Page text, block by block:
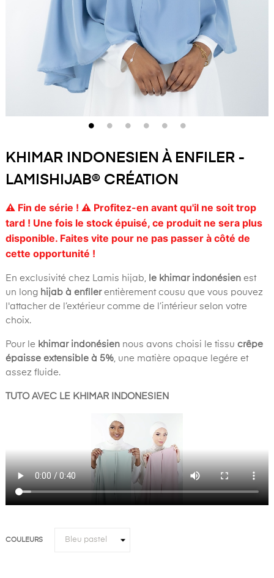
KHIMAR INDONESIEN À ENFILER -
LAMISHIJAB® CRÉATION
⚠️ Fin de série ! ⚠️ Profitez-en avant qu'il ne soit trop
tard ! Une fois le stock épuisé, ce produit ne sera plus
disponible. Faites vite pour ne pas passer à côté de
cette opportunité !
En exclusivité chez Lamis hijab, le khimar indonésien est
un long hijab à enfilerentièrement cousu que vous pouvez
l'attacher de l’extérieur comme de l’intérieur selon votre
choix.
Pour le khimar indonésien nous avons choisi le tissu crêpe
épaisse extensible à 5% , une matière opaque legére et
assez fluide.
TUTO AVEC LE KHIMAR INDONESIEN
COULEURS